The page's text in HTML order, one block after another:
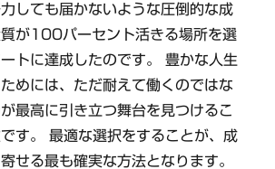
しても届かないような圧倒的な成
が100パーセント活きる場所を選
トに達成したのです。 豊かな人生
めには、ただ耐えて働くのではな
最高に引き立つ舞台を見つけるこ
す。 最適な選択をすることが、成
せる最も確実な方法となります。